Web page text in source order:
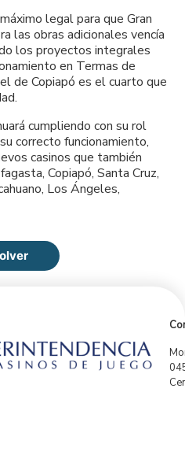
legal para que Gran
las obras adicionales vencía
los proyectos integrales
en Termas de
de Copiapó es el cuarto que
cumpliendo con su rol
correcto funcionamiento,
casinos que también
Copiapó, Santa Cruz,
Los Ángeles,